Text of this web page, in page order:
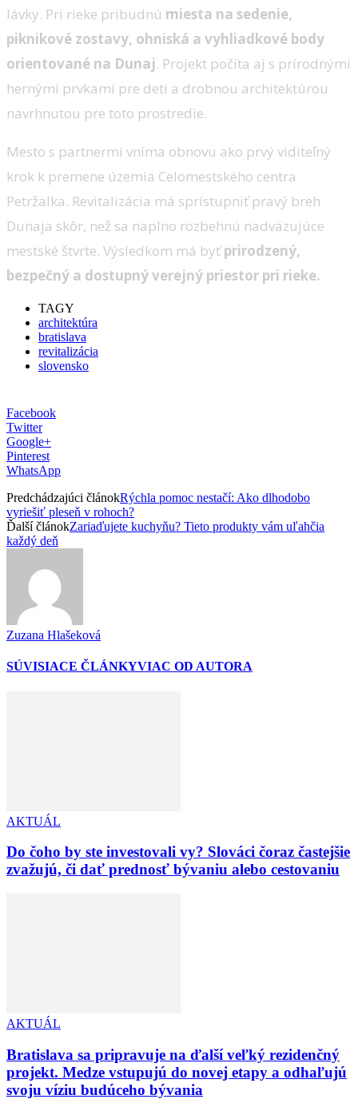
lávky. Pri rieke pribudnú miesta na sedenie,
piknikové zostavy, ohniská a vyhliadkové body
orientované na Dunaj. Projekt počíta aj s prírodnými
hernými prvkami pre deti a drobnou architektúrou
navrhnutou pre toto prostredie.
Mesto s partnermi vníma obnovu ako prvý viditeľný
krok k premene územia Celomestského centra
Petržalka. Revitalizácia má sprístupniť pravý breh
Dunaja skôr, než sa naplno rozbehnú nadväzujúce
mestské štvrte. Výsledkom má byťprirodzený,
bezpečný a dostupný verejný priestor pri rieke.
TAGY
architektúra
bratislava
revitalizácia
slovensko
Facebook
Twitter
Google+
Pinterest
WhatsApp
Predchádzajúci článokRýchla pomoc nestačí: Ako dlhodobo
vyriešiť pleseň v rohoch?
Ďalší článokZariaďujete kuchyňu? Tieto produkty vám uľahčia
každý deň
Zuzana Hlašeková
SÚVISIACE ČLÁNKYVIAC OD AUTORA
AKTUÁL
Do čoho by ste investovali vy? Slováci čoraz častejšie
zvažujú, či dať prednosť bývaniu alebo cestovaniu
AKTUÁL
Bratislava sa pripravuje na ďalší veľký rezidenčný
projekt. Medze vstupujú do novej etapy a odhaľujú
svoju víziu budúceho bývania